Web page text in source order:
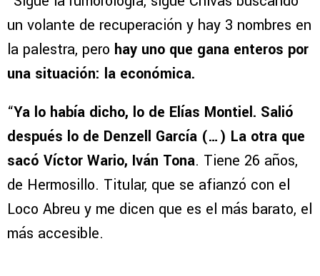
un volante de recuperación y hay 3 nombres en
la palestra, pero hay uno que gana enteros por
una situación: la económica.
“Ya lo había dicho, lo de Elías Montiel. Salió
después lo de Denzell García (…) La otra que
sacó Víctor Wario, Iván Tona. Tiene 26 años,
de Hermosillo. Titular, que se afianzó con el
Loco Abreu y me dicen que es el más barato, el
más accesible.